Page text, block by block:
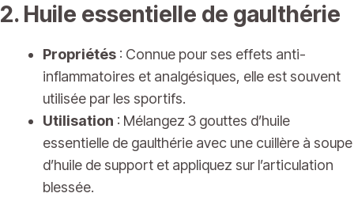
2. Huile essentielle de gaulthérie
Propriétés : Connue pour ses effets anti-
inflammatoires et analgésiques, elle est souvent
utilisée par les sportifs.
Utilisation : Mélangez 3 gouttes d’huile
essentielle de gaulthérie avec une cuillère à soupe
d’huile de support et appliquez sur l’articulation
blessée.